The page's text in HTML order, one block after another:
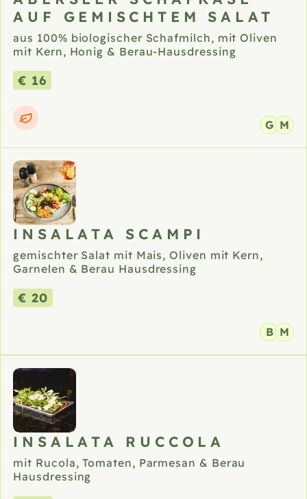
AUF GEMISCHTEM SALAT
aus 100% biologischer Schafmilch, mit Oliven
mit Kern, Honig & Berau-Hausdressing
€ 16
G M
INSALATA SCAMPI
gemischter Salat mit Mais, Oliven mit Kern,
Garnelen & Berau Hausdressing
€ 20
B M
INSALATA RUCCOLA
mit Rucola, Tomaten, Parmesan & Berau
Hausdressing